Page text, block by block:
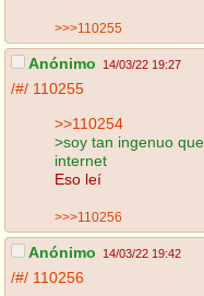
>>>110255
Anónimo 14/03/22 19:27
/#/ 110255
>>110254
>soy tan ingenuo
internet
Eso leí
>>>110256
Anónimo 14/03/22 19:42
/#/ 110256